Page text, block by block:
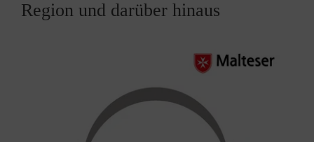
Region und darüber hinaus